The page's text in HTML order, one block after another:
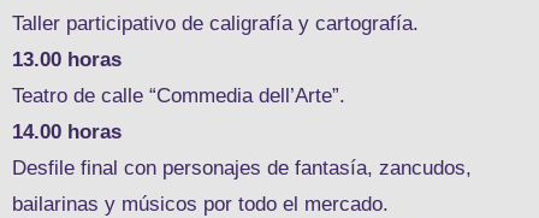
Taller participativo de caligrafía y cartografía.
13.00 horas
Teatro de calle “Commedia dell’Arte”.
14.00 horas
Desfile final con personajes de fantasía, zancudos,
bailarinas y músicos por todo el mercado.